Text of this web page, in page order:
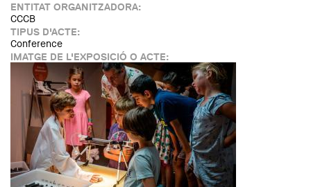
ENTITAT ORGANITZADORA:
CCCB
TIPUS D'ACTE:
Conference
IMATGE DE L'EXPOSICIÓ O ACTE: